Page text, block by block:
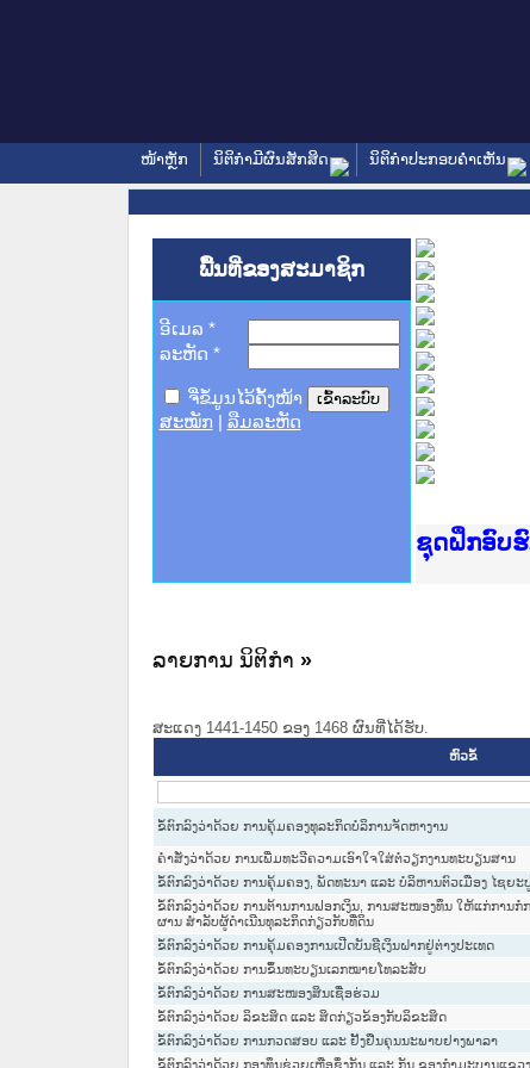
ໜ້າຫຼັກ ນິຕິກໍາມີຜົນສັກສິດ ນິຕິກໍາປະກອບຄໍາເຫັນ
ພື້ນທີ່ຂອງສະມາຊິກ
ອີເມລ *
ລະຫັດ *
ຈື່ຂໍ້ມູນໄວ້ຄັ້ງໜ້າ
ສະໝັກ
ລືມລະຫັດ
Ministry
ເຜີຍແຜ່ວັ
ກະຊວງຍຸຕິ
ຊຸດຝຶກອົບ
ກອງປະຊຸມ
ຝຶກອົບຮົມ
ຝຶກອົບຮົມ
ເຜີຍແຜ່ແ
ເຜີຍແຜ່ແ
ຍົກລະດັບ
ຊຸດຝຶກອົບ
ລາຍການ ນິຕິກໍາ »
ສະແດງ 1441-1450 ຂອງ 1468 ຜົນທີ່ໄດ້ຮັບ.
ຫົວຂໍ້
ຂໍ້ຕົກລົງວ່າດ້ວຍ ການຄຸ້ມຄອງທຸລະກິດບໍລິການຈັດຫາງານ
ຄຳສັ່ງວ່າດ້ວຍ ການເພີ່ມທະວີຄວາມເອົາໃຈໃສ່ຕໍ່ວຽກງານທະບຽນສານ
ຂໍ້ຕົກລົງວ່າດ້ວຍ ການຄຸ້ມຄອງ, ພັດທະນາ ແລະ ບໍລິຫານຕົວເມືອງ ໄຊຍະ
ຂໍ້ຕົກລົງວ່າດ້ວຍ ການຕ້ານການຟອກເງິນ, ການສະໜອງທຶນ ໃຫ້ແກ່ການ
ຜານ ສຳລັບຜູ້ດຳເນີນທຸລະກິດກ່ຽວກັບທີ່ດິນ
ຂໍ້ຕົກລົງວ່າດ້ວຍ ການຄຸ້ມຄອງການເປີດບັນຊີເງິນຝາກຢູ່ຕ່າງປະເທດ
ຂໍ້ຕົກລົງວ່າດ້ວຍ ການຂຶ້ນທະບຽນເລກໝາຍໂທລະສັບ
ຂໍ້ຕົກລົງວ່າດ້ວຍ ການສະໜອງສິນເຊື່ອຮ່ວມ
ຂໍ້ຕົກລົງວ່າດ້ວຍ ລິຂະສິດ ແລະ ສິດກ່ຽວຂ້ອງກັບລິຂະສິດ
ຂໍ້ຕົກລົງວ່າດ້ວຍ ການກວດສອບ ແລະ ຢັ້ງຢືນຄຸນນະພາບຢາງພາລາ
ຂໍ້ຕົກລົງວ່າດ້ວຍ ກອງທຶນຊ່ວຍເຫຼືອຊຶ່ງກັນ ແລະ ກັນ ຂອງກຳມະບານແຂວ